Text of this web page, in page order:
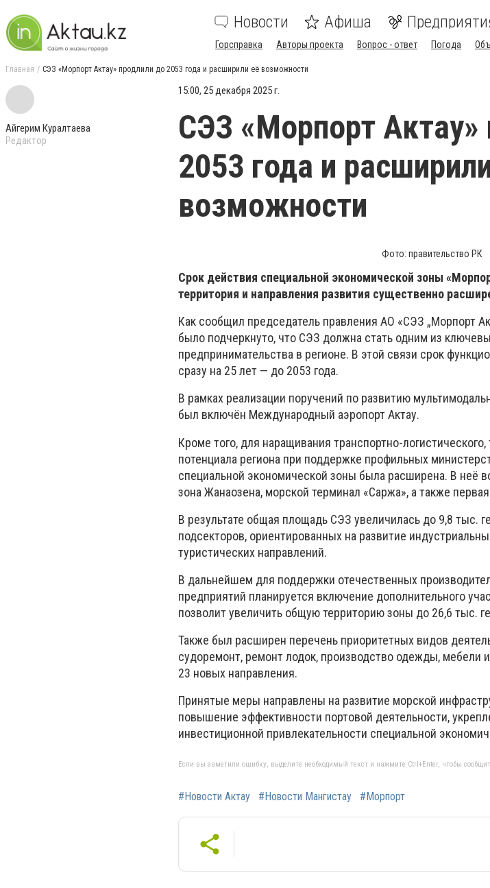
Новости Афиша
Горсправка Авторы проекта Вопрос - ответ Погода
Главная СЭЗ «Морпорт Актау» продлили до 2053 года и расширили её возможности
Айгерим Куралтаева
Редактор
15:00, 25 декабря 2025 г.
СЭЗ «Морпорт Актау»
2053 года и
возможности
Фото: правительство РК
Срок действия специальной экономической зоны
территория и направления развития существенно
Как сообщил председатель правления АО «СЭЗ „Морпорт
было подчеркнуто, что СЭЗ должна стать одним из
предпринимательства в регионе. В этой связи срок
сразу на 25 лет — до 2053 года.
В рамках реализации поручений по развитию
был включён Международный аэропорт Актау.
Кроме того, для наращивания транспортно-
потенциала региона при поддержке профильных
специальной экономической зоны была расширена. В неё
зона Жанаозена, морской терминал «Саржа», а также
В результате общая площадь СЭЗ увеличилась до 9,8 тыс.
подсекторов, ориентированных на развитие
туристических направлений.
В дальнейшем для поддержки отечественных
предприятий планируется включение дополнительного
позволит увеличить общую территорию зоны до 26,6 тыс.
Также был расширен перечень приоритетных видов
судоремонт, ремонт лодок, производство одежды, мебели
23 новых направления.
Принятые меры направлены на развитие морской
повышение эффективности портовой деятельности,
инвестиционной привлекательности специальной
Если вы заметили ошибку, выделите необходимый текст и нажмите Ctrl+Enter, чтобы
#Новости Актау #Новости Мангистау #Морпорт